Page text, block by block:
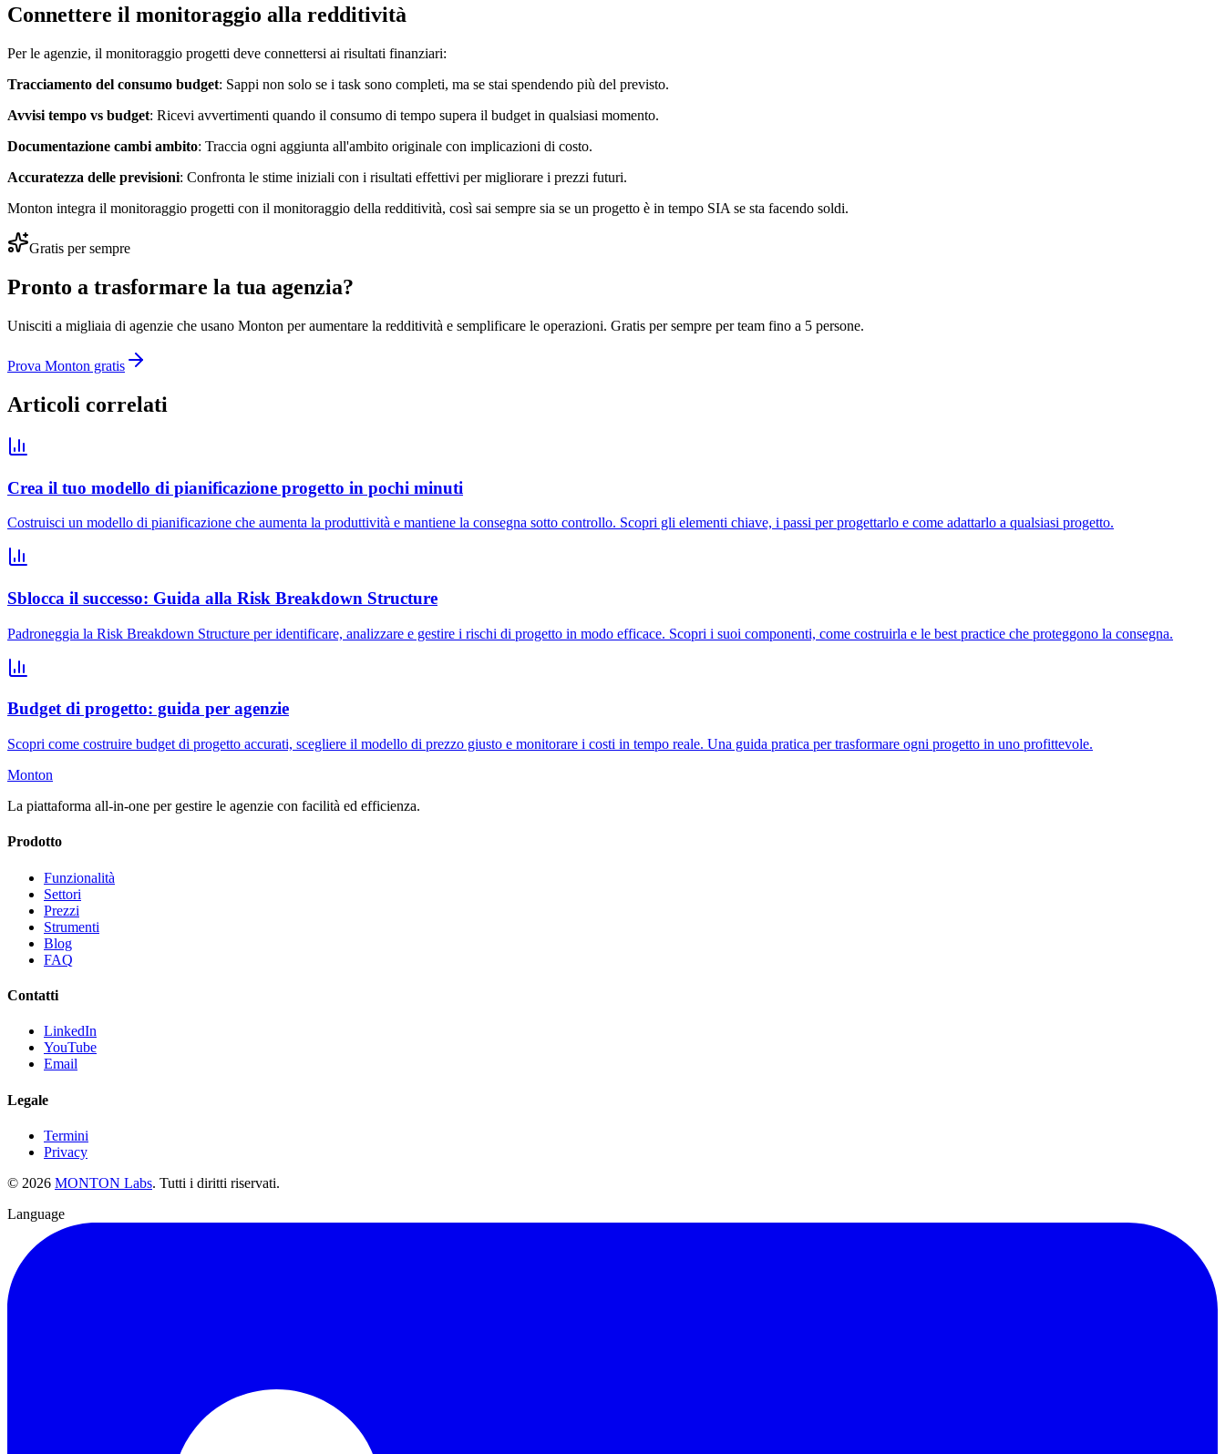
Connettere il monitoraggio alla redditività
Per le agenzie, il monitoraggio progetti deve connettersi ai risultati finanziari:
Tracciamento del consumo budget: Sappi non solo se i task sono completi, ma se stai spendendo più del previsto.
Avvisi tempo vs budget: Ricevi avvertimenti quando il consumo di tempo supera il budget in qualsiasi momento.
Documentazione cambi ambito: Traccia ogni aggiunta all'ambito originale con implicazioni di costo.
Accuratezza delle previsioni: Confronta le stime iniziali con i risultati effettivi per migliorare i prezzi futuri.
Monton integra il monitoraggio progetti con il monitoraggio della redditività, così sai sempre sia se un progetto è in tempo SIA se sta facendo soldi.
Gratis per sempre
Pronto a trasformare la tua agenzia?
Unisciti a migliaia di agenzie che usano Monton per aumentare la redditività e semplificare le operazioni. Gratis per sempre per team fino a 5 persone.
Prova Monton gratis
Articoli correlati
Crea il tuo modello di pianificazione progetto in pochi minuti
Costruisci un modello di pianificazione che aumenta la produttività e mantiene la consegna sotto controllo. Scopri gli elementi chiave, i passi per progettarlo e come adattarlo a qualsiasi progetto.
Sblocca il successo: Guida alla Risk Breakdown Structure
Padroneggia la Risk Breakdown Structure per identificare, analizzare e gestire i rischi di progetto in modo efficace. Scopri i suoi componenti, come costruirla e le best practice che proteggono la consegna.
Budget di progetto: guida per agenzie
Scopri come costruire budget di progetto accurati, scegliere il modello di prezzo giusto e monitorare i costi in tempo reale. Una guida pratica per trasformare ogni progetto in uno profittevole.
Monton
La piattaforma all-in-one per gestire le agenzie con facilità ed efficienza.
Prodotto
Funzionalità
Settori
Prezzi
Strumenti
Blog
FAQ
Contatti
LinkedIn
YouTube
Email
Legale
Termini
Privacy
© 2026 MONTON Labs. Tutti i diritti riservati.
Language